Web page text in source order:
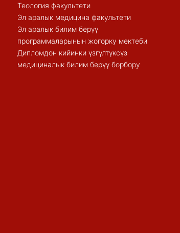
Теология факультети
Эл аралык медицина факультети
Эл аралык билим берүү
программаларынын жогорку мектеби
Дипломдон кийинки үзгүлтүксүз
медициналык билим берүү борбору